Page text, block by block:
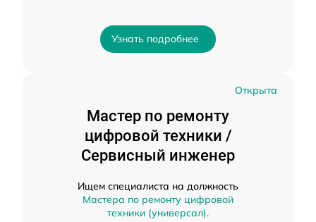
Узнать подробнее
Открыта
Мастер по ремонту
цифровой техники /
Сервисный инженер
Ищем специалиста на должность
Мастера по ремонту цифровой
техники (универсал).